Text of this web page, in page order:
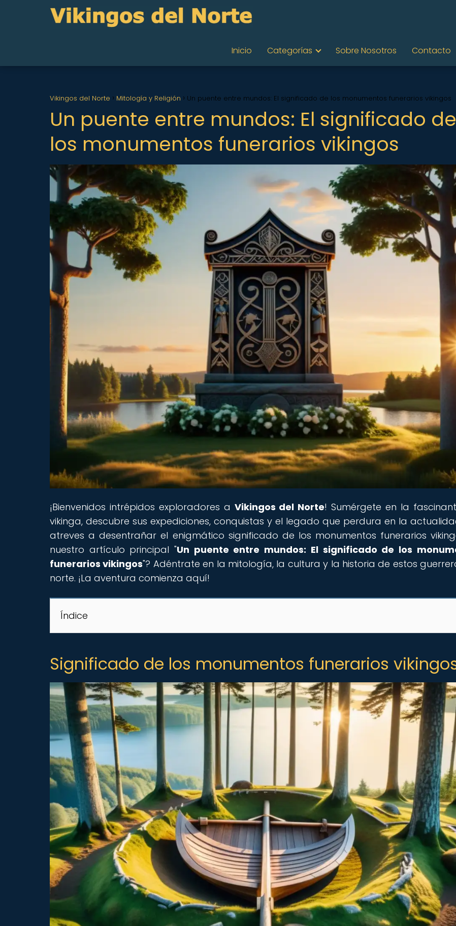
Inicio Categorías Sobre Nosotros Contacto
Vikingos del Norte Mitología y Religión Un puente entre mundos: El significado de los monumentos funerarios vikingos
Un puente entre mundos: El significado de
los monumentos funerarios vikingos
¡Bienvenidos intrépidos exploradores a Vikingos del Norte! Sumérgete en la
vikinga, descubre sus expediciones, conquistas y el legado que perdura en la
atreves a desentrañar el enigmático significado de los monumentos funerarios
nuestro artículo principal "Un puente entre mundos: El significado de los
funerarios vikingos"? Adéntrate en la mitología, la cultura y la historia de estos
norte. ¡La aventura comienza aquí!
Índice
Significado de los monumentos funerarios